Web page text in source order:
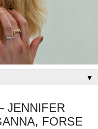
▼
JENNIFER
FORSE